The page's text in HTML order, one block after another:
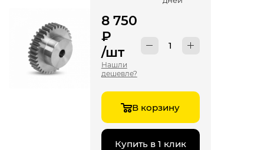
8 750
₽
/шт
Нашли
дешевле?
В корзину
Купить в 1 клик